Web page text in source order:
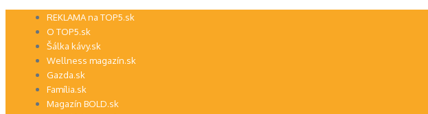
Preskočiť REKLAMA na TOP5.sk
O TOP5.sk
Šálka kávy.sk
Wellness magazín.sk
Gazda.sk
Família.sk
Magazín BOLD.sk